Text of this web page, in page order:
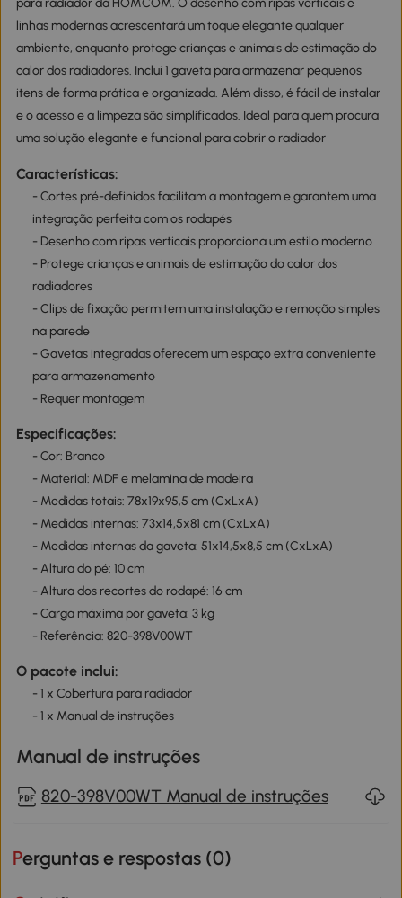
para radiador da HOMCOM. O desenho com ripas verticais e
linhas modernas acrescentará um toque elegante qualquer
ambiente, enquanto protege crianças e animais de estimação do
calor dos radiadores. Inclui 1 gaveta para armazenar pequenos
itens de forma prática e organizada. Além disso, é fácil de instalar
e o acesso e a limpeza são simplificados. Ideal para quem procura
uma solução elegante e funcional para cobrir o radiador
Características:
- Cortes pré-definidos facilitam a montagem e garantem uma
integração perfeita com os rodapés
- Desenho com ripas verticais proporciona um estilo moderno
- Protege crianças e animais de estimação do calor dos
radiadores
- Clips de fixação permitem uma instalação e remoção simples
na parede
- Gavetas integradas oferecem um espaço extra conveniente
para armazenamento
- Requer montagem
Especificações:
- Cor: Branco
- Material: MDF e melamina de madeira
- Medidas totais: 78x19x95,5 cm (CxLxA)
- Medidas internas: 73x14,5x81 cm (CxLxA)
- Medidas internas da gaveta: 51x14,5x8,5 cm (CxLxA)
- Altura do pé: 10 cm
- Altura dos recortes do rodapé: 16 cm
- Carga máxima por gaveta: 3 kg
- Referência: 820-398V00WT
O pacote inclui:
- 1 x Cobertura para radiador
- 1 x Manual de instruções
Manual de instruções
820-398V00WT Manual de instruções
Perguntas e respostas (0)